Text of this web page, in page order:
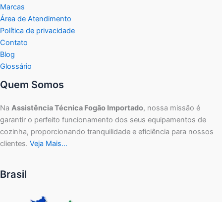
Marcas
Área de Atendimento
Política de privacidade
Contato
Blog
Glossário
Quem Somos
Na Assistência Técnica Fogão Importado, nossa missão é
garantir o perfeito funcionamento dos seus equipamentos de
cozinha, proporcionando tranquilidade e eficiência para nossos
clientes. Veja Mais…
Brasil